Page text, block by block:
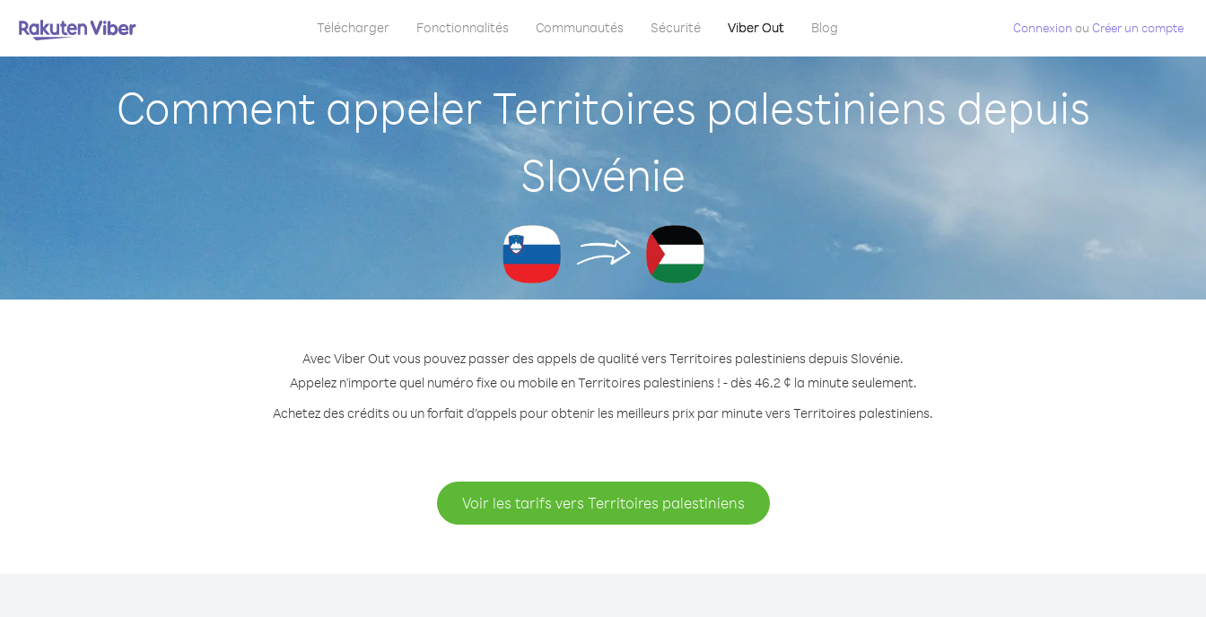
Télécharger Fonctionnalités Communautés Sécurité Viber Out Blog Connexion ou Créer un compte
Comment appeler Territoires palestiniens depuis
Slovénie
Avec Viber Out vous pouvez passer des appels de qualité vers Territoires palestiniens depuis Slovénie.
Appelez n'importe quel numéro fixe ou mobile en Territoires palestiniens ! - dès 46.2 ¢ la minute seulement.
Achetez des crédits ou un forfait d’appels pour obtenir les meilleurs prix par minute vers Territoires palestiniens.
Voir les tarifs vers Territoires palestiniens